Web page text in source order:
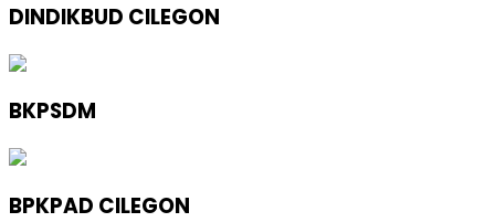
DINDIKBUD CILEGON
BKPSDM
BPKPAD CILEGON